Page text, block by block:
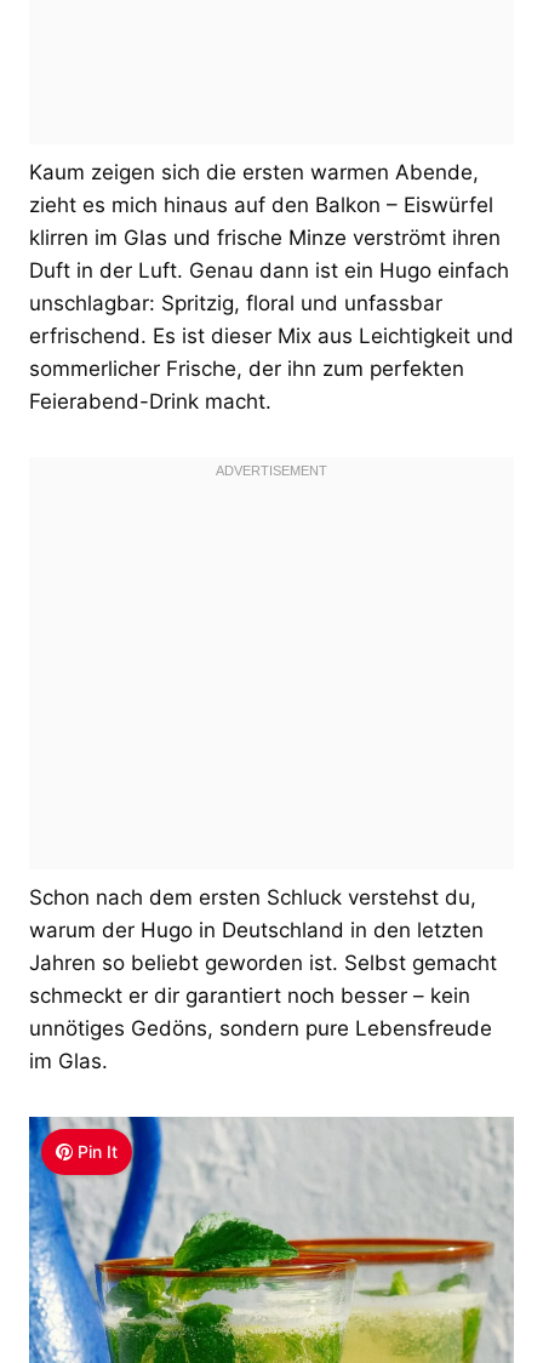
Kaum zeigen sich die ersten warmen Abende,
zieht es mich hinaus auf den Balkon – Eiswürfel
klirren im Glas und frische Minze verströmt ihren
Duft in der Luft. Genau dann ist ein Hugo einfach
unschlagbar: Spritzig, floral und unfassbar
erfrischend. Es ist dieser Mix aus Leichtigkeit und
sommerlicher Frische, der ihn zum perfekten
Feierabend-Drink macht.
Schon nach dem ersten Schluck verstehst du,
warum der Hugo in Deutschland in den letzten
Jahren so beliebt geworden ist. Selbst gemacht
schmeckt er dir garantiert noch besser – kein
unnötiges Gedöns, sondern pure Lebensfreude
im Glas.
Pin It